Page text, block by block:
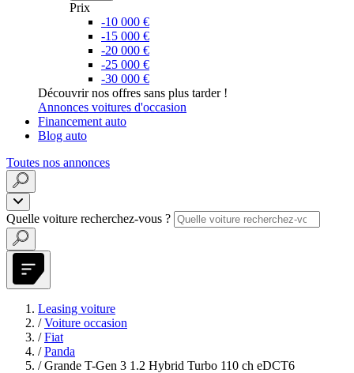
Prix
-10 000 €
-15 000 €
-20 000 €
-25 000 €
-30 000 €
Découvrir nos offres sans plus tarder !
Annonces voitures d'occasion
Financement auto
Blog auto
Toutes nos annonces
Quelle voiture recherchez-vous ?
Leasing voiture
/ Voiture occasion
/ Fiat
/ Panda
/ Grande T-Gen 3 1.2 Hybrid Turbo 110 ch eDCT6